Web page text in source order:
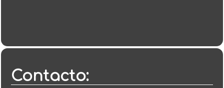
Contacto: